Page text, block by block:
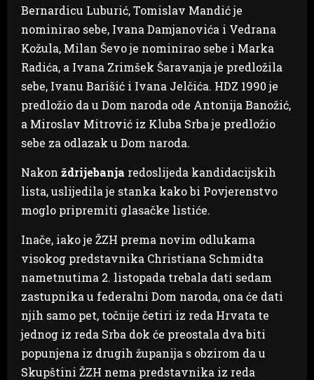
Bernardicu Luburić, Tomislav Mandić je
nominirao sebe, Ivana Damjanovića i Vedrana
Kožula, Milan Ševo je nominirao sebe i Marka
Radića, a Ivana Zrimšek Šaravanja je predložila
sebe, Ivanu Barišić i Ivana Jelčića. HDZ 1990 je
predložio da u Dom naroda ode Antonija Banožić,
a Miroslav Mitrović iz Kluba Srba je predložio
sebe za odlazak u Dom naroda.
Nakon ždrijebanja redoslijeda kandidacijskih
lista, uslijedila je stanka kako bi Povjerenstvo
moglo pripremiti glasačke listiće.
Inače, iako je ŽZH prema novim odlukama
visokog predstavnika Christiana Schmidta
nametnutima 2. listopada trebala dati sedam
zastupnika u federalni Dom naroda, ona će dati
njih samo pet, točnije četiri iz reda Hrvata te
jednog iz reda Srba dok će preostala dva biti
popunjena iz drugih županija s obzirom da u
Skupštini ŽZH nema predstavnika iz reda